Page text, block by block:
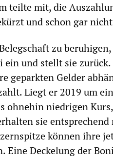
teilte mit, die
und schon gar
zu
ein und stellt sie
geparkten Gelder
Liegt er 2019 um
ohnehin niedrigen
sie
können ihre
Eine Deckelung der